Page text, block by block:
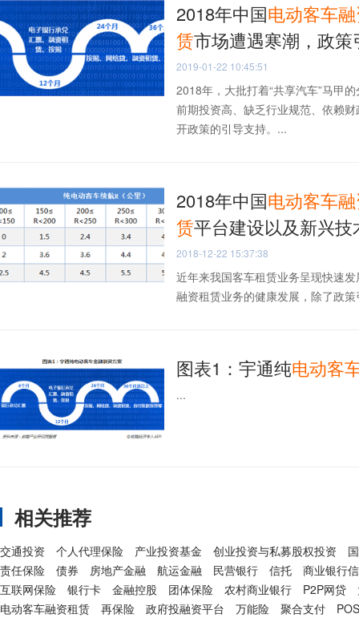
2018年中国电动客车
赁市场遭遇寒潮，政
2019-01-22 10:45:51
2018年，大批打着“共享汽车”马甲
前期投资高、缺乏行业规范、依赖
开政策的引导支持。...
2018年中国电动客车
赁平台建设以及新兴
2018-12-22 15:37:38
近年来我国客车租赁业务呈现快速
融资租赁业务的健康发展，除了政
图表1：宇通纯电动客
...
相关推荐
交通投资 个人代理保险 产业投资基金 创业投资与私募股权投资
责任保险
债券 房地产金融 航运金融 民营银行 信托
商业银行
互联网保险
银行卡 金融控股 团体保险 农村商业银行 P2P网贷
电动客车融资租赁
再保险 政府投融资平台 万能险 聚合支付